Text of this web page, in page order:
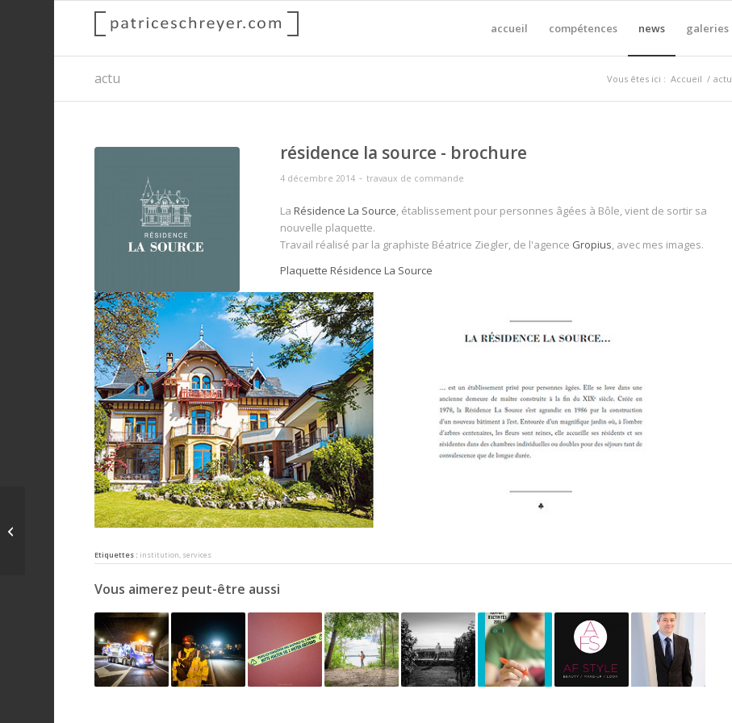
accueil compétences news galeries
actu Vous êtes ici : Accueil / actu
résidence la source - brochure
4 décembre 2014 - travaux de commande
LaRésidence La Source, établissement pour personnes âgées à Bôle, vient de sortir sa
nouvelle plaquette.
Travail réalisé par la graphiste Béatrice Ziegler, de l'agence Gropius, avec mes images.
Plaquette Résidence La Source
Etiquettes : institution, services
Vous aimerez peut-être aussi